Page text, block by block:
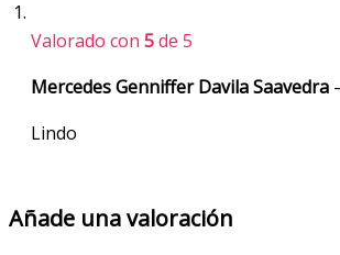
Valorado con 5de 5
Mercedes Genniffer Davila Saavedra
Lindo
Añade una valoración